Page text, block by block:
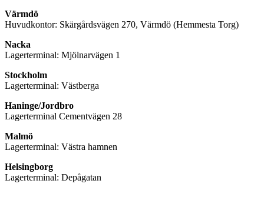
Värmdö
Huvudkontor: Skärgårdsvägen 270, Värmdö (Hemmesta Torg)
Nacka
Lagerterminal: Mjölnarvägen 1
Stockholm
Lagerterminal: Västberga
Haninge/Jordbro
Lagerterminal Cementvägen 28
Malmö
Lagerterminal: Västra hamnen
Helsingborg
Lagerterminal: Depågatan